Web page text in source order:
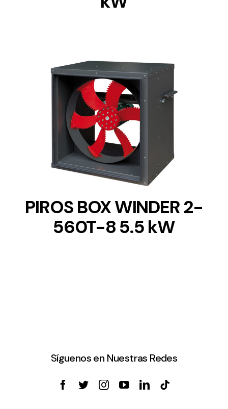
DETAILS
PIROS BOX WINDER 2-
560T-8 5.5 kW
Síguenos en Nuestras Redes